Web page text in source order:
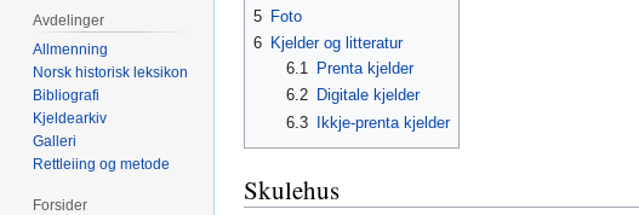
5 Foto
6 Kjelder og litteratur
6.1
Prenta kjelder
6.2
Digitale kjelder
6.3 Ikkje-prenta kjelder
Skulehus
Avdelinger
Allmenning
Norsk historisk leksikon
Bibliografi
Kjeldearkiv
Galleri
Rettleiing og metode
Forsider